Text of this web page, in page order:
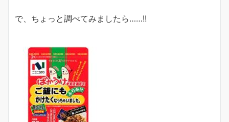
で、ちょっと調べてみましたら……!!